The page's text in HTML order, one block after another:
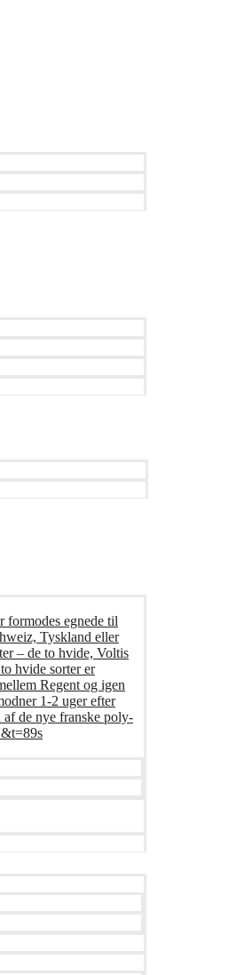
formodes egnede til
Tyskland eller
– de to hvide, Voltis
hvide sorter er
Regent og igen
1-2 uger efter
af de nye franske poly-